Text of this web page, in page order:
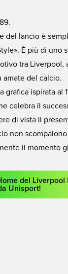
del lancio è
È più di uno
tra Liverpool,
amate del calcio.
grafica ispirata al
celebra il
di vista il
non
il momento
del
Unisport!